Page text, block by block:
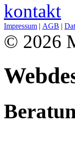
kontakt
Impressum | AGB |
© 2026